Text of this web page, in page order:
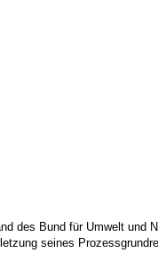
des Bund für Umwelt und
seines